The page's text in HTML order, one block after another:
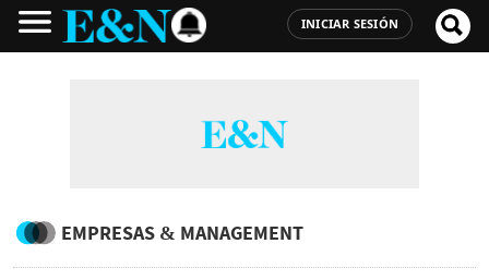
INICIAR SESIÓN
EMPRESAS & MANAGEMENT